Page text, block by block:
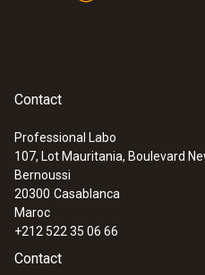
Contact
Professional Labo
107, Lot Mauritania, Boulevard
Bernoussi
20300 Casablanca
Maroc
+212 522 35 06 66
Contact